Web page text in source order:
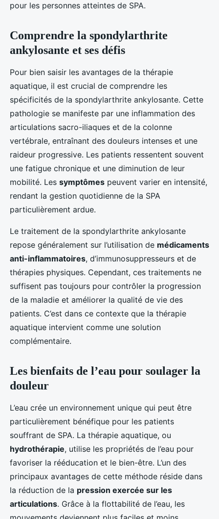
pour les personnes atteintes de SPA.
Comprendre la spondylarthrite
ankylosante et ses défis
Pour bien saisir les avantages de la thérapie
aquatique, il est crucial de comprendre les
spécificités de la spondylarthrite ankylosante. Cette
pathologie se manifeste par une inflammation des
articulations sacro-iliaques et de la colonne
vertébrale, entraînant des douleurs intenses et une
raideur progressive. Les patients ressentent souvent
une fatigue chronique et une diminution de leur
mobilité. Les symptômes peuvent varier en intensité,
rendant la gestion quotidienne de la SPA
particulièrement ardue.
Le traitement de la spondylarthrite ankylosante
repose généralement sur l’utilisation de médicaments
anti-inflammatoires, d’immunosuppresseurs et de
thérapies physiques. Cependant, ces traitements ne
suffisent pas toujours pour contrôler la progression
de la maladie et améliorer la qualité de vie des
patients. C’est dans ce contexte que la thérapie
aquatique intervient comme une solution
complémentaire.
Les bienfaits de l’eau pour soulager la
douleur
L’eau crée un environnement unique qui peut être
particulièrement bénéfique pour les patients
souffrant de SPA. La thérapie aquatique, ou
hydrothérapie, utilise les propriétés de l’eau pour
favoriser la rééducation et le bien-être. L’un des
principaux avantages de cette méthode réside dans
la réduction de la pression exercée sur les
articulations. Grâce à la flottabilité de l’eau, les